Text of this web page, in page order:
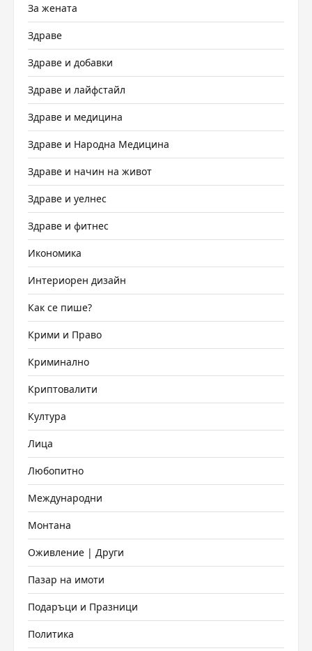
За жената
Здраве
Здраве и добавки
Здраве и лайфстайл
Здраве и медицина
Здраве и Народна Медицина
Здраве и начин на живот
Здраве и уелнес
Здраве и фитнес
Икономика
Интериорен дизайн
Как се пише?
Крими и Право
Криминално
Криптовалити
Култура
Лица
Любопитно
Международни
Монтана
Оживление | Други
Пазар на имоти
Подаръци и Празници
Политика